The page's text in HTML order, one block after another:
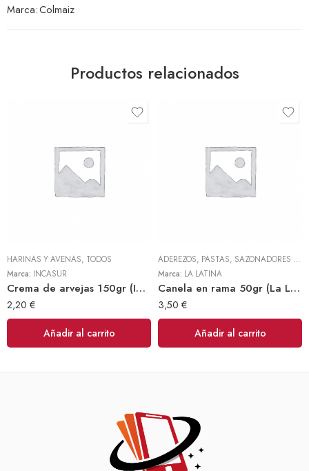
Marca:Colmaiz
Productos relacionados
HARINAS Y AVENAS, TODOS
Marca: INCASUR
Crema de arvejas 150gr (INCASUR)
2,20 €
Añadir al carrito
ADEREZOS, PASTAS, SAZONADORES Y CONDIMENTOS
Marca: LA LATINA
Canela en rama 50gr (La Latina)
3,50 €
Añadir al carrito